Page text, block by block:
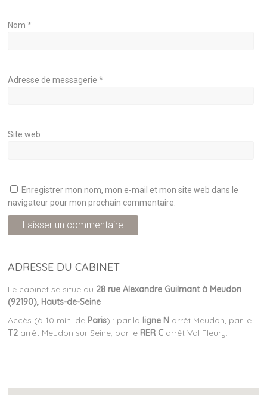
Nom*
Adresse de messagerie*
Site web
Enregistrer mon nom, mon e-mail et mon site web dans le
navigateur pour mon prochain commentaire.
ADRESSE DU CABINET
Le cabinet se situe au 28 rue Alexandre Guilmant à Meudon
(92190), Hauts-de-Seine
Accès (à 10 min. de Paris) : par la ligne N arrêt Meudon, par le
T2 arrêt Meudon sur Seine, par le RER Carrêt Val Fleury.